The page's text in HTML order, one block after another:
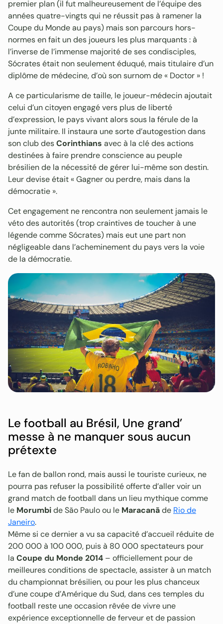
premier plan (il fut malheureusement de l’équipe des
années quatre-vingts qui ne réussit pas à ramener la
Coupe du Monde au pays) mais son parcours hors-
normes en fait un des joueurs les plus marquants : à
l’inverse de l’immense majorité de ses condisciples,
Sócrates était non seulement éduqué, mais titulaire d’un
diplôme de médecine, d’où son surnom de « Doctor » !
A ce particularisme de taille, le joueur-médecin ajoutait
celui d’un citoyen engagé vers plus de liberté
d’expression, le pays vivant alors sous la férule de la
junte militaire. Il instaura une sorte d’autogestion dans
son club desCorinthians avec à la clé des actions
destinées à faire prendre conscience au peuple
brésilien de la nécessité de gérer lui-même son destin.
Leur devise était « Gagner ou perdre, mais dans la
démocratie ».
Cet engagement ne rencontra non seulement jamais le
véto des autorités (trop craintives de toucher à une
légende comme Sócrates) mais eut une part non
négligeable dans l’acheminement du pays vers la voie
de la démocratie.
Le football au Brésil, Une grand’
messe à ne manquer sous aucun
prétexte
Le fan de ballon rond, mais aussi le touriste curieux, ne
pourra pas refuser la possibilité offerte d’aller voir un
grand match de football dans un lieu mythique comme
le Morumbide São Paulo ou le Maracanãde Rio de
Janeiro.
Même si ce dernier a vu sa capacité d’accueil réduite de
200 000 à 100 000, puis à 80 000 spectateurs pour
la Coupe du Monde 2014 – officiellement pour de
meilleures conditions de spectacle, assister à un match
du championnat brésilien, ou pour les plus chanceux
d’une coupe d’Amérique du Sud, dans ces temples du
football reste une occasion rêvée de vivre une
expérience exceptionnelle de ferveur et de passion